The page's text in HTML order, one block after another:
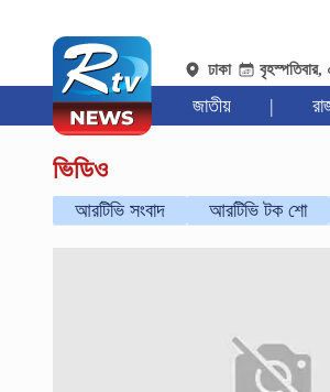
ঢাকা
জাতীয় |
ভিডিও
আরটিভি সংবাদ আরটিভি টক শো